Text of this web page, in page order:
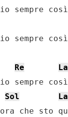
sempre così
Re La
Sol
La